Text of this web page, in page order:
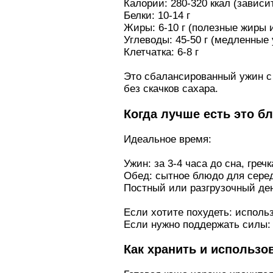
Калории: 280-320 ккал
Белки: 10-14 г
Жиры: 6-10 г (полезные жиры
Углеводы: 45-50 г (медленные
Клетчатка: 6-8 г
Это сбалансированный ужин
без скачков сахара.
Когда лучше есть это
Идеальное время:
Ужин: за 3-4 часа до сна,
Обед: сытное блюдо для
Постный или разгрузочный
Если хотите похудеть:
Если нужно поддержать
Как хранить и